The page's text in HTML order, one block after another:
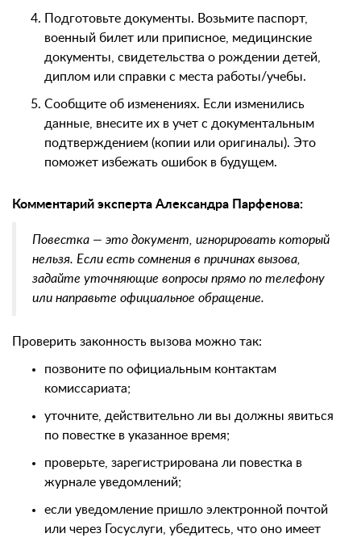
Подготовьте документы. Возьмите паспорт,
военный билет или приписное, медицинские
документы, свидетельства о рождении детей,
диплом или справки с места работы/учебы.
Сообщите об изменениях. Если изменились
данные, внесите их в учет с документальным
подтверждением (копии или оригиналы). Это
поможет избежать ошибок в будущем.
Комментарий эксперта Александра Парфенова:
Повестка — это документ, игнорировать который
нельзя. Если есть сомнения в причинах вызова,
задайте уточняющие вопросы прямо по телефону
или направьте официальное обращение.
Проверить законность вызова можно так:
позвоните по официальным контактам
комиссариата;
уточните, действительно ли вы должны явиться
по повестке в указанное время;
проверьте, зарегистрирована ли повестка в
журнале уведомлений;
если уведомление пришло электронной почтой
или через Госуслуги, убедитесь, что оно имеет